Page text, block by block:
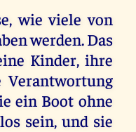
wie viele von
werden. Das
Kinder, ihre
ein Boot ohne
sein, und sie